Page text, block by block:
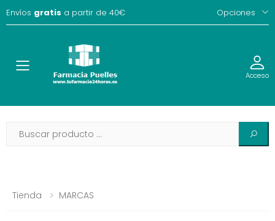
Envíos gratis a partir de 40€ Opciones
Toggle Acceso
Tienda MARCAS